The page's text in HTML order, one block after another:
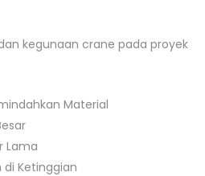
kegunaan crane pada proyek
Material
Lama
Ketinggian